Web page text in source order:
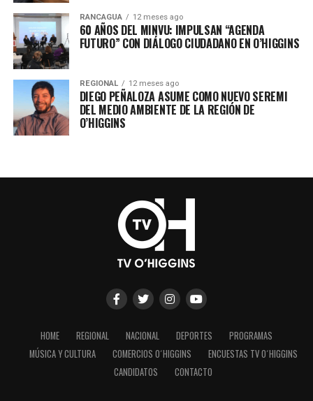
RANCAGUA 12 meses ago
60 AÑOS DEL MINVU: IMPULSAN “AGENDA
FUTURO” CON DIÁLOGO CIUDADANO EN O’HIGGINS
REGIONAL 12 meses ago
DIEGO PEÑALOZA ASUME COMO NUEVO SEREMI
DEL MEDIO AMBIENTE DE LA REGIÓN DE
O’HIGGINS
HOME REGIONAL NACIONAL DEPORTES
PROGRAMAS
MÚSICA Y CULTURA
COMERCIOS O´HIGGINS
ENCUESTAS TV O´HIGGINS
CANDIDATOS
CONTACTO